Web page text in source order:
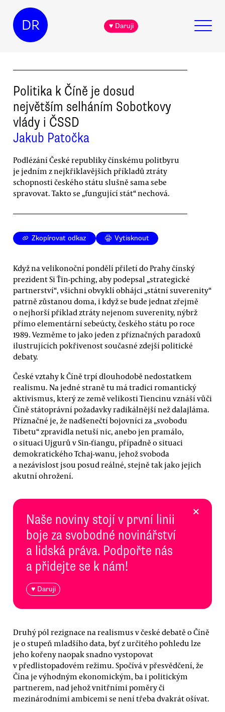
DR ♥ Daruji
Politika k Číně je dosud
největším selháním Sobotkovy
vlády i ČSSD
Jakub Patočka
Podlézání České republiky čínskému politbyru
je jedním z nejkřiklavějších příkladů ztráty
schopnosti českého státu slušně sama sebe
spravovat. Takto se „fungující stát“ nechová.
Zkopírovat odkaz Vytisknout
Když na velikonoční pondělí přiletí do Prahy čínský
prezident Si Ťin-pching, aby podepsal „strategické
partnerství“, všichni obvyklí obhájci „státní suverenity“
patrně zůstanou doma, i když se bude jednat zřejmě
o nejhorší příklad ztráty nejenom suverenity, nýbrž
přímo elementární sebeúcty, českého státu po roce
1989. Vezměme to jako jeden z příznačných paradoxů
ilustrujících pokřivenost současné zdejší politické
debaty.
České vztahy k Číně trpí dlouhodobě nedostatkem
realismu. Na jedné straně tu má tradici romantický
aktivismus, který ze země velikosti Tiencinu vznáší vůči
Číně státoprávní požadavky radikálnější než dalajláma.
Příznačné je, že nadšenečtí bojovníci za „svobodu
Tibetu“ zpravidla netuší nic, anebo jen pramálo,
o situaci Ujgurů v Sin-ťiangu, případně o situaci
demokratického Tchaj-wanu, jehož svoboda
a nezávislost jsou posud reálné, stejně tak jako jejich
akutní ohrožení.
Naše noviny stojí v první linii
boje za svobodné novinářství
a lidská práva. Podpořte nás
a přidejte se k nám!
♥ Daruji
×
Druhý pól rezignace na realismus v české debatě o Číně
je o stupeň mladšího data, byť z určitého pohledu lze
jeho kořeny naopak snadno vystopovat
v předlistopadovém režimu. Spočívá v přesvědčení, že
Čína je výhodným ekonomickým, ba i politickým
partnerem, nad jehož vnitřními poměry či
mezinárodními ambicemi se není třeba dvakrát ošívat.